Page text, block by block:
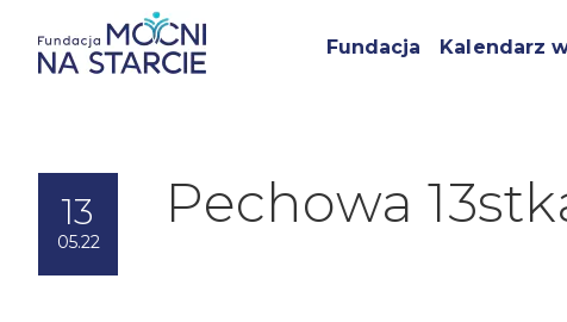
Fundacja Kalendarz
13
05.22
Pechowa